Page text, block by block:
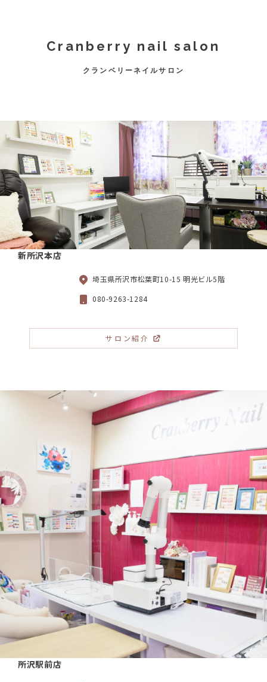
Cranberry nail salon
クランベリーネイルサロン
新所沢本店
埼玉県所沢市松葉町10-15 明光ビル5階
080-9263-1284
サロン紹介
所沢駅前店